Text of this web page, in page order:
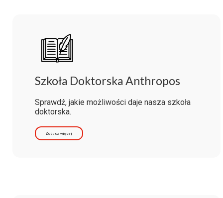
Szkoła Doktorska Anthropos
Sprawdź, jakie możliwości daje nasza szkoła
doktorska.
Zobacz więcej